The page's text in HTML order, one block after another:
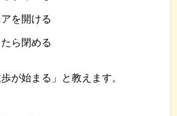
を開ける
ら閉める
が始まる」と教えます。